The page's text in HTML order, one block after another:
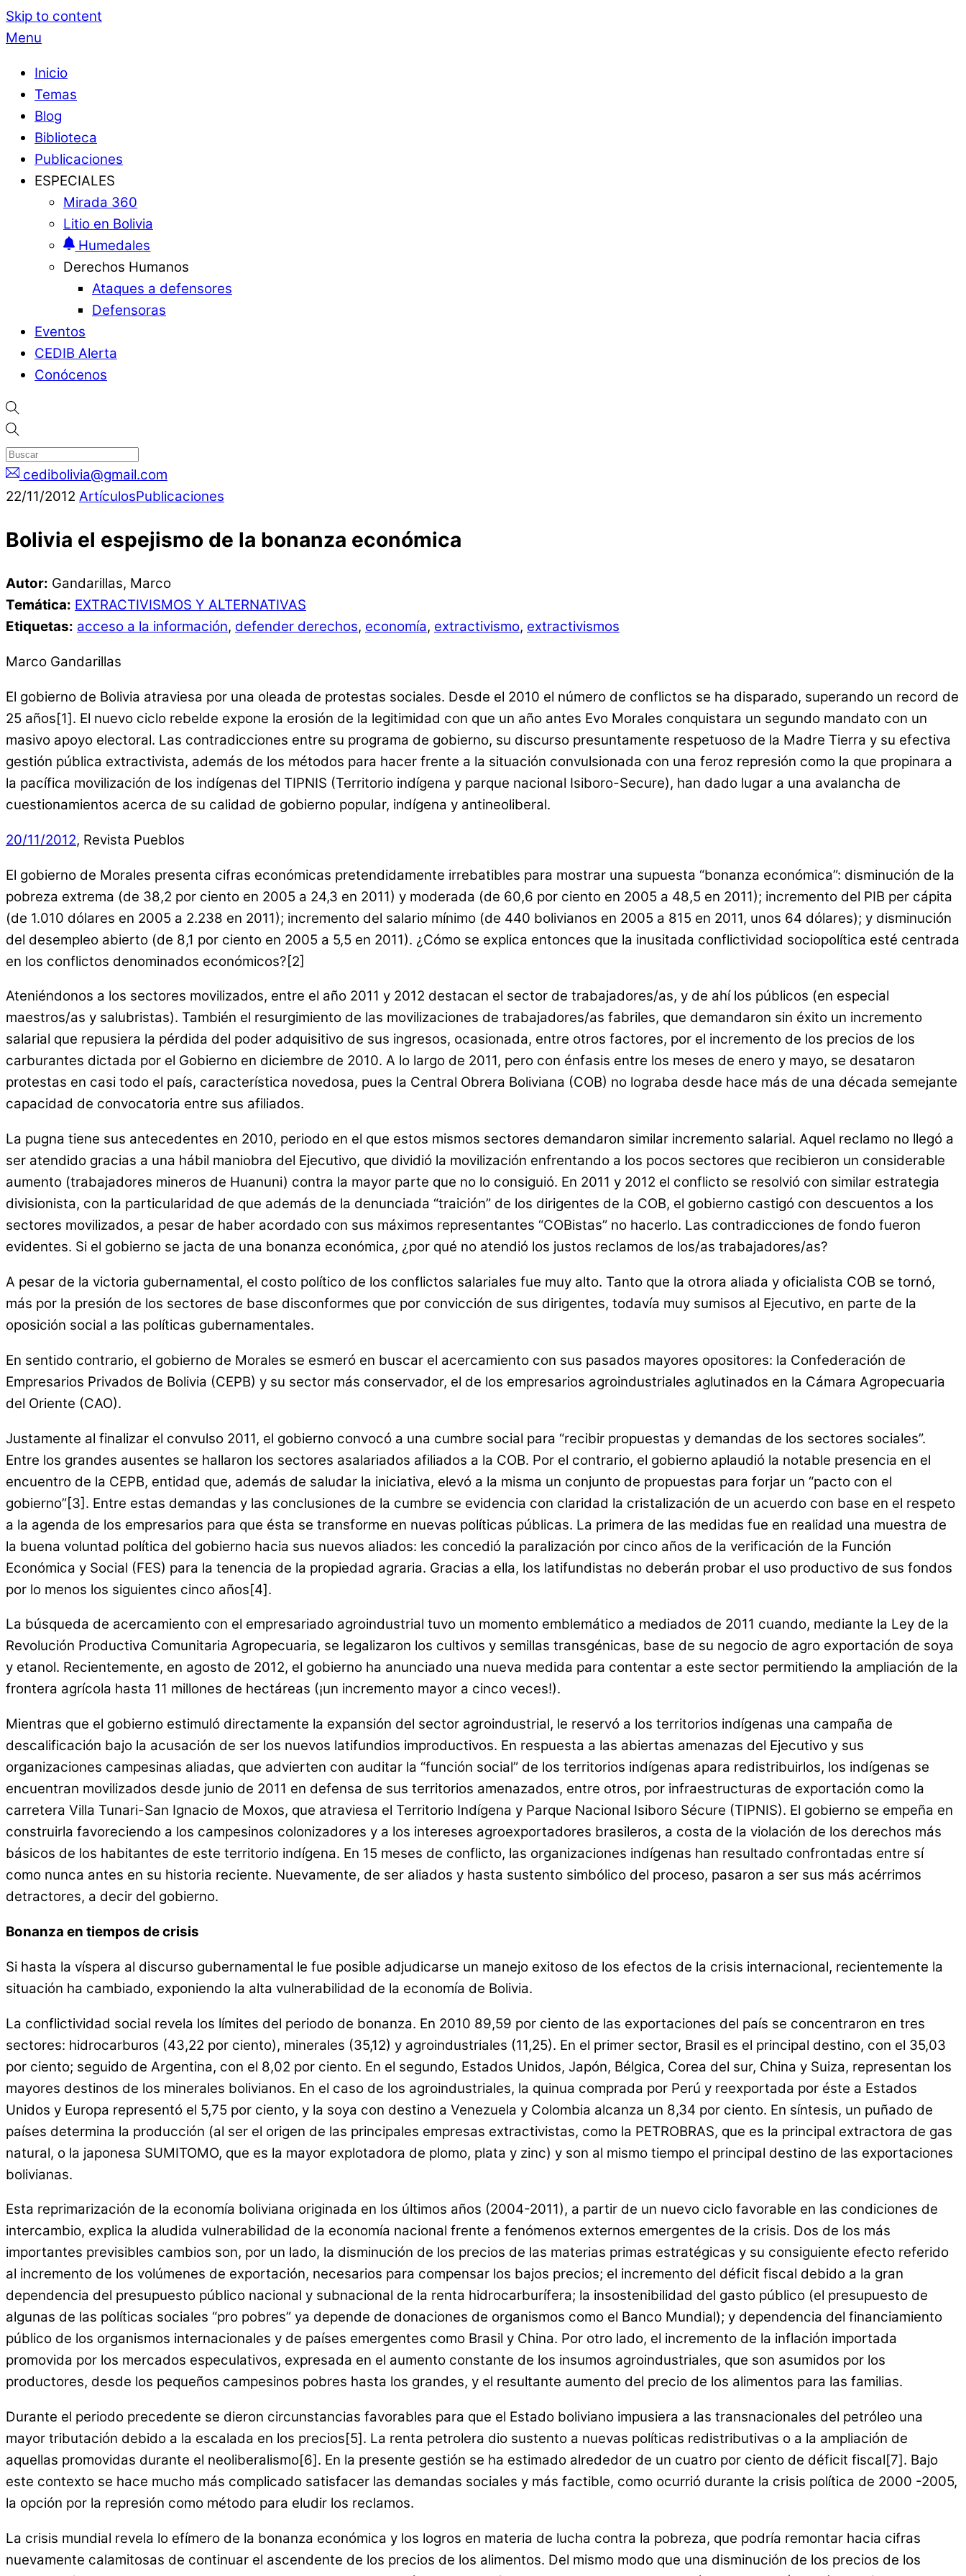
Skip to content
Menu
Inicio
Temas
Blog
Biblioteca
Publicaciones
ESPECIALES
Mirada 360
Litio en Bolivia
Humedales
Derechos Humanos
Ataques a defensores
Defensoras
Eventos
CEDIB Alerta
Conócenos
cedibolivia@gmail.com
22/11/2012 ArtículosPublicaciones
Bolivia el espejismo de la bonanza económica
Autor: Gandarillas, Marco
Temática: EXTRACTIVISMOS Y ALTERNATIVAS
Etiquetas: acceso a la información, defender derechos, economía, extractivismo, extractivismos
Marco Gandarillas
El gobierno de Bolivia atraviesa por una oleada de protestas sociales. Desde el 2010 el número de conflictos se ha disparado, superando un record de
25 años[1]. El nuevo ciclo rebelde expone la erosión de la legitimidad con que un año antes Evo Morales conquistara un segundo mandato con un
masivo apoyo electoral. Las contradicciones entre su programa de gobierno, su discurso presuntamente respetuoso de la Madre Tierra y su efectiva
gestión pública extractivista, además de los métodos para hacer frente a la situación convulsionada con una feroz represión como la que propinara a
la pacífica movilización de los indígenas del TIPNIS (Territorio indígena y parque nacional Isiboro-Secure), han dado lugar a una avalancha de
cuestionamientos acerca de su calidad de gobierno popular, indígena y antineoliberal.
20/11/2012, Revista Pueblos
El gobierno de Morales presenta cifras económicas pretendidamente irrebatibles para mostrar una supuesta “bonanza económica”: disminución de la
pobreza extrema (de 38,2 por ciento en 2005 a 24,3 en 2011) y moderada (de 60,6 por ciento en 2005 a 48,5 en 2011); incremento del PIB per cápita
(de 1.010 dólares en 2005 a 2.238 en 2011); incremento del salario mínimo (de 440 bolivianos en 2005 a 815 en 2011, unos 64 dólares); y disminución
del desempleo abierto (de 8,1 por ciento en 2005 a 5,5 en 2011). ¿Cómo se explica entonces que la inusitada conflictividad sociopolítica esté centrada
en los conflictos denominados económicos?[2]
Ateniéndonos a los sectores movilizados, entre el año 2011 y 2012 destacan el sector de trabajadores/as, y de ahí los públicos (en especial
maestros/as y salubristas). También el resurgimiento de las movilizaciones de trabajadores/as fabriles, que demandaron sin éxito un incremento
salarial que repusiera la pérdida del poder adquisitivo de sus ingresos, ocasionada, entre otros factores, por el incremento de los precios de los
carburantes dictada por el Gobierno en diciembre de 2010. A lo largo de 2011, pero con énfasis entre los meses de enero y mayo, se desataron
protestas en casi todo el país, característica novedosa, pues la Central Obrera Boliviana (COB) no lograba desde hace más de una década semejante
capacidad de convocatoria entre sus afiliados.
La pugna tiene sus antecedentes en 2010, periodo en el que estos mismos sectores demandaron similar incremento salarial. Aquel reclamo no llegó a
ser atendido gracias a una hábil maniobra del Ejecutivo, que dividió la movilización enfrentando a los pocos sectores que recibieron un considerable
aumento (trabajadores mineros de Huanuni) contra la mayor parte que no lo consiguió. En 2011 y 2012 el conflicto se resolvió con similar estrategia
divisionista, con la particularidad de que además de la denunciada “traición” de los dirigentes de la COB, el gobierno castigó con descuentos a los
sectores movilizados, a pesar de haber acordado con sus máximos representantes “COBistas” no hacerlo. Las contradicciones de fondo fueron
evidentes. Si el gobierno se jacta de una bonanza económica, ¿por qué no atendió los justos reclamos de los/as trabajadores/as?
A pesar de la victoria gubernamental, el costo político de los conflictos salariales fue muy alto. Tanto que la otrora aliada y oficialista COB se tornó,
más por la presión de los sectores de base disconformes que por convicción de sus dirigentes, todavía muy sumisos al Ejecutivo, en parte de la
oposición social a las políticas gubernamentales.
En sentido contrario, el gobierno de Morales se esmeró en buscar el acercamiento con sus pasados mayores opositores: la Confederación de
Empresarios Privados de Bolivia (CEPB) y su sector más conservador, el de los empresarios agroindustriales aglutinados en la Cámara Agropecuaria
del Oriente (CAO).
Justamente al finalizar el convulso 2011, el gobierno convocó a una cumbre social para “recibir propuestas y demandas de los sectores sociales”.
Entre los grandes ausentes se hallaron los sectores asalariados afiliados a la COB. Por el contrario, el gobierno aplaudió la notable presencia en el
encuentro de la CEPB, entidad que, además de saludar la iniciativa, elevó a la misma un conjunto de propuestas para forjar un “pacto con el
gobierno”[3]. Entre estas demandas y las conclusiones de la cumbre se evidencia con claridad la cristalización de un acuerdo con base en el respeto
a la agenda de los empresarios para que ésta se transforme en nuevas políticas públicas. La primera de las medidas fue en realidad una muestra de
la buena voluntad política del gobierno hacia sus nuevos aliados: les concedió la paralización por cinco años de la verificación de la Función
Económica y Social (FES) para la tenencia de la propiedad agraria. Gracias a ella, los latifundistas no deberán probar el uso productivo de sus fondos
por lo menos los siguientes cinco años[4].
La búsqueda de acercamiento con el empresariado agroindustrial tuvo un momento emblemático a mediados de 2011 cuando, mediante la Ley de la
Revolución Productiva Comunitaria Agropecuaria, se legalizaron los cultivos y semillas transgénicas, base de su negocio de agro exportación de soya
y etanol. Recientemente, en agosto de 2012, el gobierno ha anunciado una nueva medida para contentar a este sector permitiendo la ampliación de la
frontera agrícola hasta 11 millones de hectáreas (¡un incremento mayor a cinco veces!).
Mientras que el gobierno estimuló directamente la expansión del sector agroindustrial, le reservó a los territorios indígenas una campaña de
descalificación bajo la acusación de ser los nuevos latifundios improductivos. En respuesta a las abiertas amenazas del Ejecutivo y sus
organizaciones campesinas aliadas, que advierten con auditar la “función social” de los territorios indígenas apara redistribuirlos, los indígenas se
encuentran movilizados desde junio de 2011 en defensa de sus territorios amenazados, entre otros, por infraestructuras de exportación como la
carretera Villa Tunari-San Ignacio de Moxos, que atraviesa el Territorio Indígena y Parque Nacional Isiboro Sécure (TIPNIS). El gobierno se empeña en
construirla favoreciendo a los campesinos colonizadores y a los intereses agroexportadores brasileros, a costa de la violación de los derechos más
básicos de los habitantes de este territorio indígena. En 15 meses de conflicto, las organizaciones indígenas han resultado confrontadas entre sí
como nunca antes en su historia reciente. Nuevamente, de ser aliados y hasta sustento simbólico del proceso, pasaron a ser sus más acérrimos
detractores, a decir del gobierno.
Bonanza en tiempos de crisis
Si hasta la víspera al discurso gubernamental le fue posible adjudicarse un manejo exitoso de los efectos de la crisis internacional, recientemente la
situación ha cambiado, exponiendo la alta vulnerabilidad de la economía de Bolivia.
La conflictividad social revela los límites del periodo de bonanza. En 2010 89,59 por ciento de las exportaciones del país se concentraron en tres
sectores: hidrocarburos (43,22 por ciento), minerales (35,12) y agroindustriales (11,25). En el primer sector, Brasil es el principal destino, con el 35,03
por ciento; seguido de Argentina, con el 8,02 por ciento. En el segundo, Estados Unidos, Japón, Bélgica, Corea del sur, China y Suiza, representan los
mayores destinos de los minerales bolivianos. En el caso de los agroindustriales, la quinua comprada por Perú y reexportada por éste a Estados
Unidos y Europa representó el 5,75 por ciento, y la soya con destino a Venezuela y Colombia alcanza un 8,34 por ciento. En síntesis, un puñado de
países determina la producción (al ser el origen de las principales empresas extractivistas, como la PETROBRAS, que es la principal extractora de gas
natural, o la japonesa SUMITOMO, que es la mayor explotadora de plomo, plata y zinc) y son al mismo tiempo el principal destino de las exportaciones
bolivianas.
Esta reprimarización de la economía boliviana originada en los últimos años (2004-2011), a partir de un nuevo ciclo favorable en las condiciones de
intercambio, explica la aludida vulnerabilidad de la economía nacional frente a fenómenos externos emergentes de la crisis. Dos de los más
importantes previsibles cambios son, por un lado, la disminución de los precios de las materias primas estratégicas y su consiguiente efecto referido
al incremento de los volúmenes de exportación, necesarios para compensar los bajos precios; el incremento del déficit fiscal debido a la gran
dependencia del presupuesto público nacional y subnacional de la renta hidrocarburífera; la insostenibilidad del gasto público (el presupuesto de
algunas de las políticas sociales “pro pobres” ya depende de donaciones de organismos como el Banco Mundial); y dependencia del financiamiento
público de los organismos internacionales y de países emergentes como Brasil y China. Por otro lado, el incremento de la inflación importada
promovida por los mercados especulativos, expresada en el aumento constante de los insumos agroindustriales, que son asumidos por los
productores, desde los pequeños campesinos pobres hasta los grandes, y el resultante aumento del precio de los alimentos para las familias.
Durante el periodo precedente se dieron circunstancias favorables para que el Estado boliviano impusiera a las transnacionales del petróleo una
mayor tributación debido a la escalada en los precios[5]. La renta petrolera dio sustento a nuevas políticas redistributivas o a la ampliación de
aquellas promovidas durante el neoliberalismo[6]. En la presente gestión se ha estimado alrededor de un cuatro por ciento de déficit fiscal[7]. Bajo
este contexto se hace mucho más complicado satisfacer las demandas sociales y más factible, como ocurrió durante la crisis política de 2000 -2005,
la opción por la represión como método para eludir los reclamos.
La crisis mundial revela lo efímero de la bonanza económica y los logros en materia de lucha contra la pobreza, que podría remontar hacia cifras
nuevamente calamitosas de continuar el ascendente de los precios de los alimentos. Del mismo modo que una disminución de los precios de los